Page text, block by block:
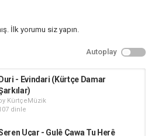
İlk yorumu siz yapın.
Autoplay
Duri - Evindari (Kürtçe Damar
KürtçeMüzik
dinle
Uçar - Gulê Çawa Tu Herê